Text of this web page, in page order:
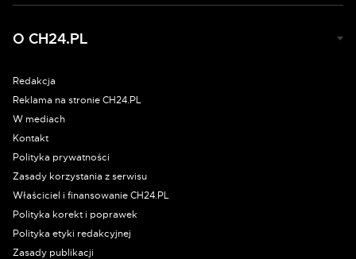
O CH24.PL
Redakcja
Reklama na stronie CH24.PL
W mediach
Kontakt
Polityka prywatności
Zasady korzystania z serwisu
Właściciel i finansowanie CH24.PL
Polityka korekt i poprawek
Polityka etyki redakcyjnej
Zasady publikacji